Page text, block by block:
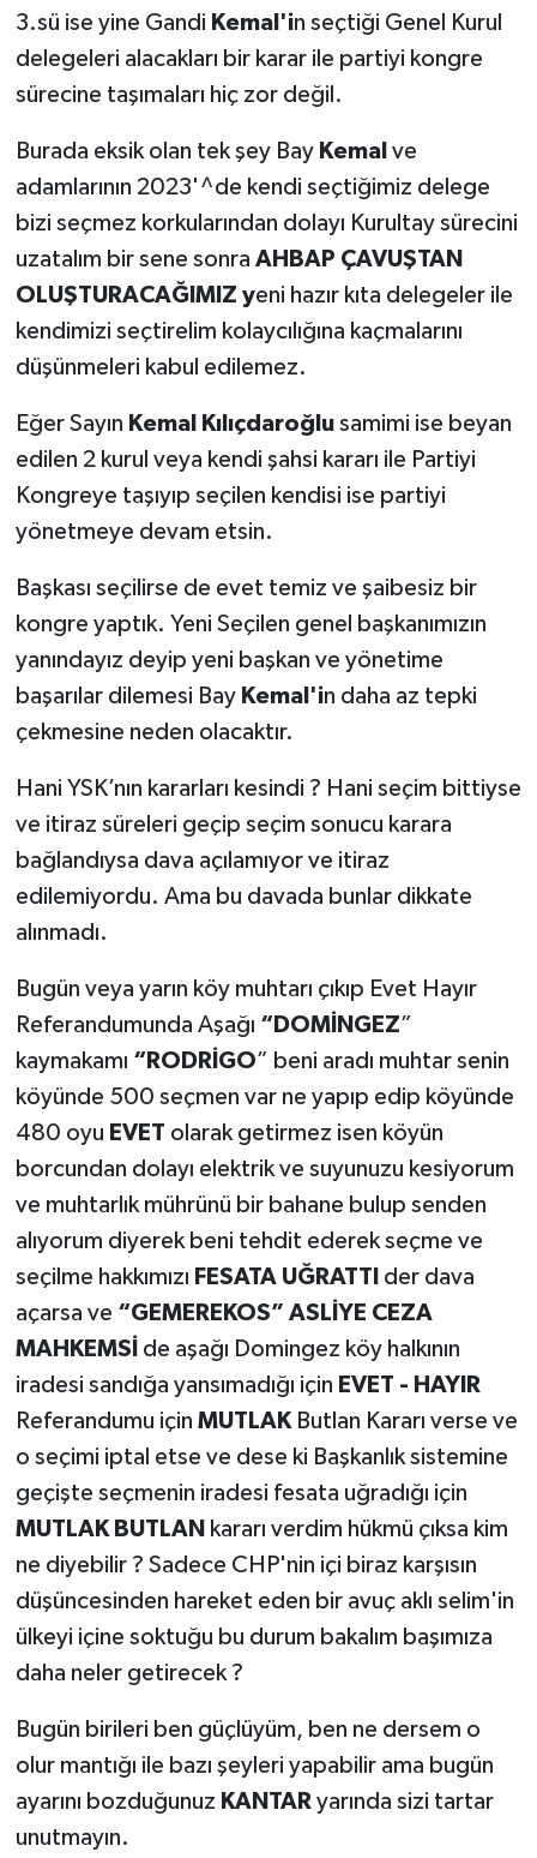
3.sü ise yine Gandi Kemal'in seçtiği Genel Kurul
delegeleri alacakları bir karar ile partiyi kongre
sürecine taşımaları hiç zor değil.
Burada eksik olan tek şey Bay Kemal ve
adamlarının 2023'^de kendi seçtiğimiz delege
bizi seçmez korkularından dolayı Kurultay sürecini
uzatalım bir sene sonra AHBAP ÇAVUŞTAN
OLUŞTURACAĞIMIZ yeni hazır kıta delegeler ile
kendimizi seçtirelim kolaycılığına kaçmalarını
düşünmeleri kabul edilemez.
Eğer Sayın Kemal Kılıçdaroğlusamimi ise beyan
edilen 2 kurul veya kendi şahsi kararı ile Partiyi
Kongreye taşıyıp seçilen kendisi ise partiyi
yönetmeye devam etsin.
Başkası seçilirse de evet temiz ve şaibesiz bir
kongre yaptık. Yeni Seçilen genel başkanımızın
yanındayız deyip yeni başkan ve yönetime
başarılar dilemesi Bay Kemal'in daha az tepki
çekmesine neden olacaktır.
Hani YSK’nın kararları kesindi ? Hani seçim bittiyse
ve itiraz süreleri geçip seçim sonucu karara
bağlandıysa dava açılamıyor ve itiraz
edilemiyordu. Ama bu davada bunlar dikkate
alınmadı.
Bugün veya yarın köy muhtarı çıkıp Evet Hayır
Referandumunda Aşağı “DOMİNGEZ”
kaymakamı “RODRİGO” beni aradı muhtar senin
köyünde 500 seçmen var ne yapıp edip köyünde
480 oyu EVET olarak getirmez isen köyün
borcundan dolayı elektrik ve suyunuzu kesiyorum
ve muhtarlık mührünü bir bahane bulup senden
alıyorum diyerek beni tehdit ederek seçme ve
seçilme hakkımızı FESATA UĞRATTI der dava
açarsa ve “GEMEREKOS” ASLİYE CEZA
MAHKEMSİ de aşağı Domingez köy halkının
iradesi sandığa yansımadığı için EVET - HAYIR
Referandumu için MUTLAKButlan Kararı verse ve
o seçimi iptal etse ve dese ki Başkanlık sistemine
geçişte seçmenin iradesi fesata uğradığı için
MUTLAK BUTLAN kararı verdim hükmü çıksa kim
ne diyebilir ? Sadece CHP'nin içi biraz karşısın
düşüncesinden hareket eden bir avuç aklı selim'in
ülkeyi içine soktuğu bu durum bakalım başımıza
daha neler getirecek ?
Bugün birileri ben güçlüyüm, ben ne dersem o
olur mantığı ile bazı şeyleri yapabilir ama bugün
ayarını bozduğunuz KANTAR yarında sizi tartar
unutmayın.